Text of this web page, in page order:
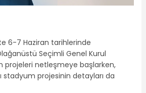
6-7 Haziran tarihlerinde
Seçimli Genel Kurul
projeleri netleşmeye başlarken,
stadyum projesinin detayları da